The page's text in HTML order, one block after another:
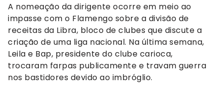
A nomeação da dirigente ocorre em meio ao
impasse com o Flamengo sobre a divisão de
receitas da Libra, bloco de clubes que discute a
criação de uma liga nacional. Na última semana,
Leila e Bap, presidente do clube carioca,
trocaram farpas publicamente e travam guerra
nos bastidores devido ao imbróglio.